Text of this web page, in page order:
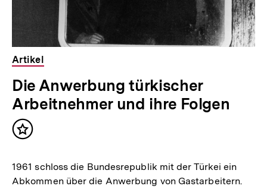
Artikel
Die Anwerbung türkischer
Arbeitnehmer und ihre Folgen
Inhalt
1961 schloss die Bundesrepublik mit der Türkei ein
Abkommen über die Anwerbung von Gastarbeitern.